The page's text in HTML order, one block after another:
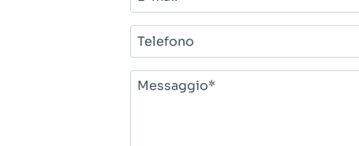
mail*
Telefono
Messaggio*